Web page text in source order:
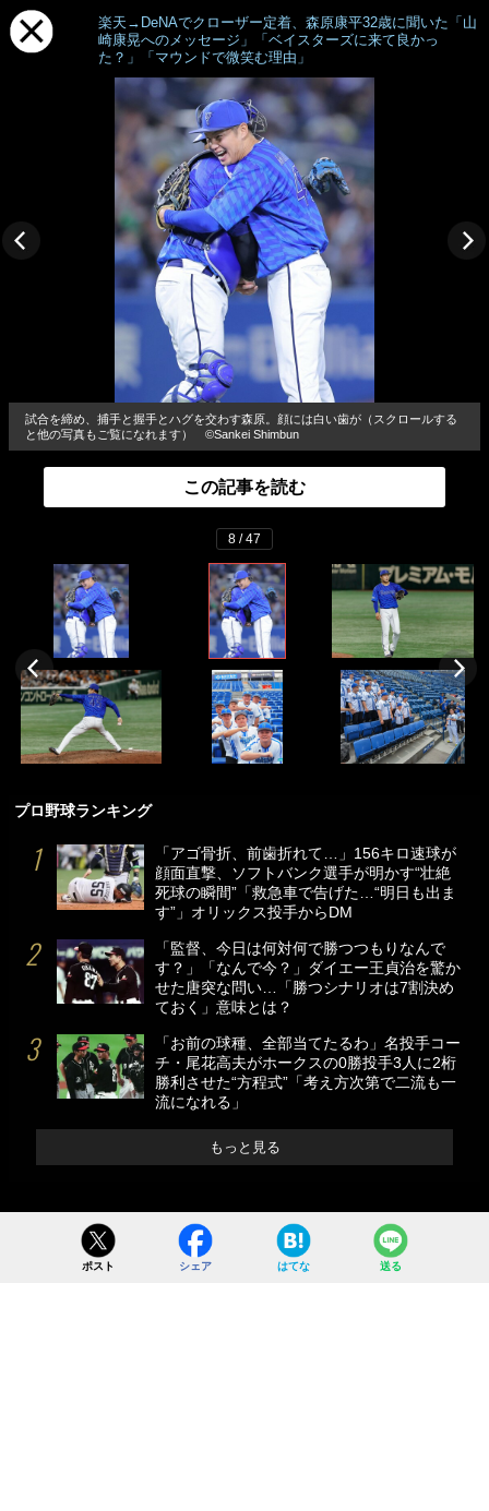
楽天→DeNAでクローザー定着、森原康平32歳に聞いた「山
崎康晃へのメッセージ」「ベイスターズに来て良かっ
た？」「マウンドで微笑む理由」
試合を締め、捕手と握手とハグを交わす森原。顔には白い歯が（スクロールする
と他の写真もご覧になれます） ©Sankei Shimbun
この記事を読む
8 / 47
プロ野球ランキング
「アゴ骨折、前歯折れて…」156キロ速球が
顔面直撃、ソフトバンク選手が明かす“壮絶
死球の瞬間”「救急車で告げた…“明日も出ま
す”」オリックス投手からDM
「監督、今日は何対何で勝つつもりなんで
す？」「なんで今？」ダイエー王貞治を驚か
せた唐突な問い…「勝つシナリオは7割決め
ておく」意味とは？
「お前の球種、全部当てたるわ」名投手コー
チ・尾花高夫がホークスの0勝投手3人に2桁
勝利させた“方程式”「考え方次第で二流も一
流になれる」
もっと見る
ポスト シェア はてな 送る